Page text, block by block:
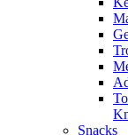
Snacks